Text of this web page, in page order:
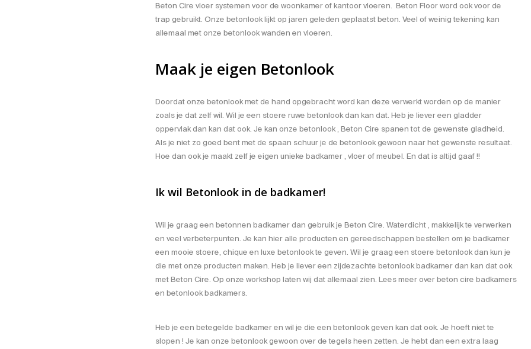
Beton Cire vloer systemen voor de woonkamer of kantoor vloeren. Beton Floor word ook voor de
trap gebruikt. Onze betonlook lijkt op jaren geleden geplaatst beton. Veel of weinig tekening kan
allemaal met onze betonlookwanden en vloeren.
Maak je eigen Betonlook
Doordat onze betonlook met de hand opgebracht word kan deze verwerkt worden op de manier
zoals je dat zelf wil. Wil je een stoere ruwe betonlook dan kan dat. Heb je liever een gladder
oppervlak dan kan dat ook. Je kan onze betonlook , Beton Cire spanen tot de gewenste gladheid.
Als je niet zo goed bent met de spaan schuur je de betonlook gewoon naar het gewenste resultaat.
Hoe dan ook je maakt zelf je eigen unieke badkamer , vloer of meubel. En dat is altijd gaaf !!
Ik wil Betonlook in de badkamer!
Wil je graag een betonnen badkamer dan gebruik je Beton Cire. Waterdicht , makkelijk te verwerken
en veel verbeterpunten. Je kan hier alle producten en gereedschappen bestellen om je badkamer
een mooie stoere, chique en luxe betonlook te geven. Wil je graag een stoere betonlook dan kun je
die met onze producten maken. Heb je liever een zijdezachte betonlook badkamer dan kan dat ook
met Beton Cire. Op onze workshop laten wij dat allemaal zien. Lees meer overbeton cire badkamers
en betonlook badkamers.
Heb je een betegelde badkamer en wil je die een betonlook geven kan dat ook. Je hoeft niet te
slopen ! Je kan onze betonlook gewoon over de tegels heen zetten. Je hebt dan een extra laag